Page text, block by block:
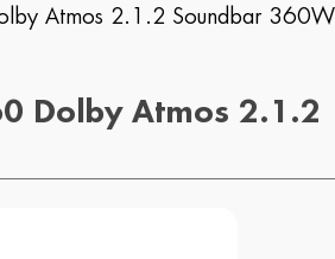
Atmos 2.1.2 Soundbar 360W
Dolby Atmos 2.1.2